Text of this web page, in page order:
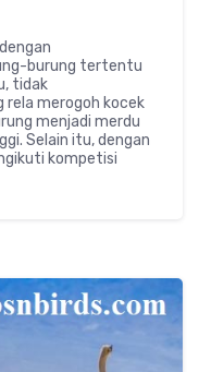
burung tertentu
tidak
rela merogoh kocek
menjadi merdu
Selain itu, dengan
kompetisi